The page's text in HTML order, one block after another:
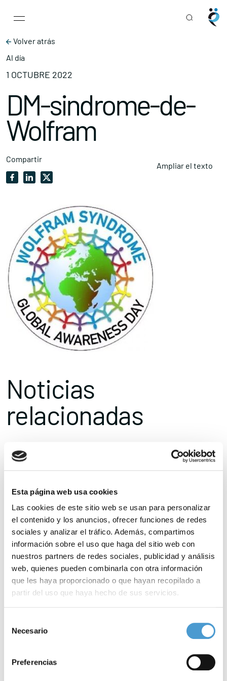
Esta página web usa cookies
Las cookies de este sitio web se usan para personalizar
el contenido y los anuncios, ofrecer funciones de redes
sociales y analizar el tráfico. Además, compartimos
información sobre el uso que haga del sitio web con
nuestros partners de redes sociales, publicidad y análisis
web, quienes pueden combinarla con otra información
que les haya proporcionado o que hayan recopilado a
partir del uso que haya hecho de sus servicios.
de cookies
Necesario
Preferencias
Main Navigation
Volver atrás
Al día
1 OCTUBRE 2022
DM-sindrome-de-
Wolfram
Compartir
Ampliar el texto
Noticias
relacionadas